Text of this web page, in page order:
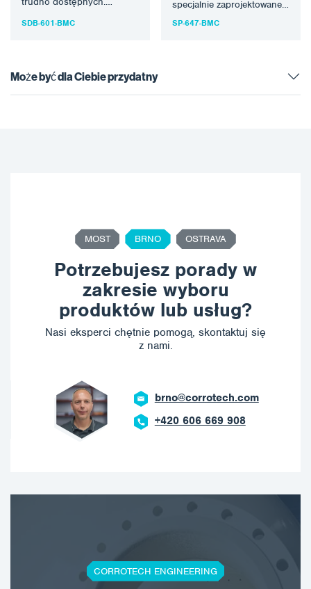
ścierna to nowy proces,
SDB-601-BMC
specjalnie zaprojektowane
narzędzie obrotowe z
SP-647-BMC
Może być dla Ciebie przydatny
MOST BRNO OSTRAVA
Potrzebujesz porady w
zakresie wyboru
produktów lub usług?
Nasi eksperci chętnie pomogą, skontaktuj się
z nami.
brno@corrotech.com
+420 606 669 908
CORROTECH ENGINEERING